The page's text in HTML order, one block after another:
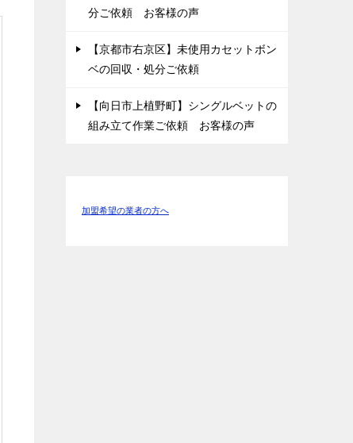
分ご依頼 お客様の声
【京都市右京区】未使用カセットボン
ベの回収・処分ご依頼
【向日市上植野町】シングルベットの
組み立て作業ご依頼 お客様の声
加盟希望の業者の方へ